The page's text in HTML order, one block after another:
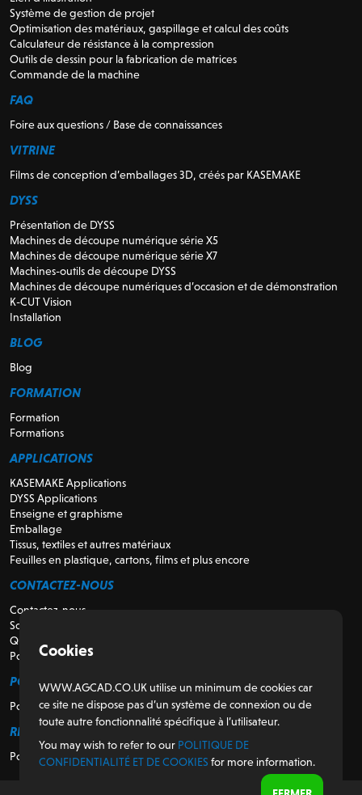
Système de gestion de projet
Optimisation des matériaux, gaspillage et calcul des coûts
Calculateur de résistance à la compression
Outils de dessin pour la fabrication de matrices
Commande de la machine
FAQ
Foire aux questions / Base de connaissances
VITRINE
Films de conception d’emballages 3D, créés par KASEMAKE
DYSS
Présentation de DYSS
Machines de découpe numérique série X5
Machines de découpe numérique série X7
Machines-outils de découpe DYSS
Machines de découpe numériques d’occasion et de démonstration
K-CUT Vision
Installation
BLOG
Blog
FORMATION
Formation
Formations
APPLICATIONS
KASEMAKE Applications
DYSS Applications
Enseigne et graphisme
Emballage
Tissus, textiles et autres matériaux
Feuilles en plastique, cartons, films et plus encore
CONTACTEZ-NOUS
Contactez-nous
Soutien
Qui sommes-nous
Pour les revendeurs
POUR LES CLIENTS
Portail client
RÉGULATEUR
Politique de confidentialité et de cookies
Cookies
WWW.AGCAD.CO.UK utilise un minimum de cookies car
ce site ne dispose pas d’un système de connexion ou de
toute autre fonctionnalité spécifique à l’utilisateur.
You may wish to refer to our POLITIQUE DE
CONFIDENTIALITÉ ET DE COOKIES for more information.